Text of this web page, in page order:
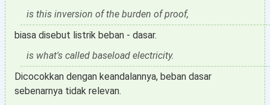
is this inversion of the burden of proof,
biasa disebut listrik beban - dasar.
is what's called baseload electricity.
Dicocokkan dengan keandalannya, beban dasar
sebenarnya tidak relevan.